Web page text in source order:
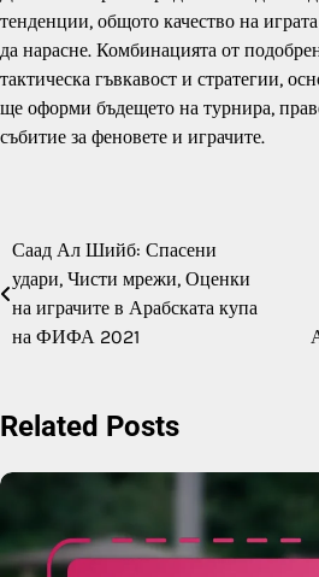
тенденции, общото качество на
да нарасне. Комбинацията от
тактическа гъвкавост и стратегии,
ще оформи бъдещето на турнира,
събитие за феновете и играчите.
navigation
Саад Ал Шийб: Спасени
удари, Чисти мрежи, Оценки
на играчите в Арабската купа
на ФИФА 2021
Related Posts